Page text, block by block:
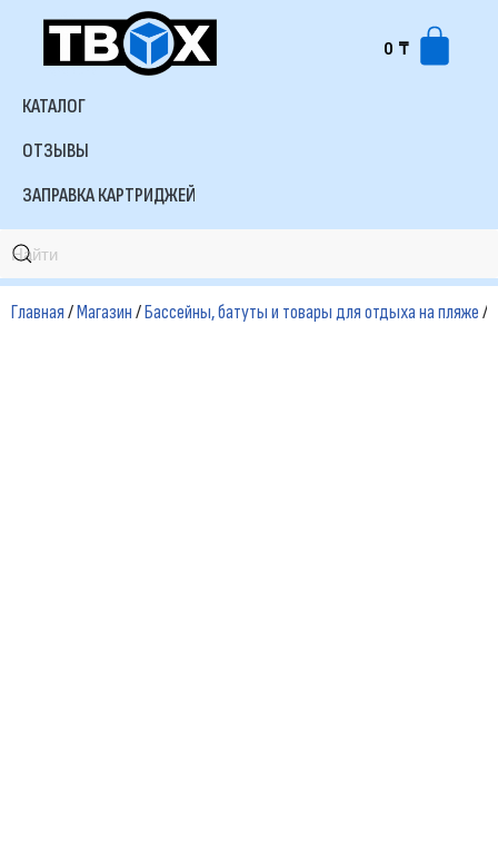
Перейти
содержимому
0 ₸
КАТАЛОГ
ОТЗЫВЫ
ЗАПРАВКА КАРТРИДЖЕЙ
Главная/Магазин/Бассейны, батуты и товары для отдыха на пляже/